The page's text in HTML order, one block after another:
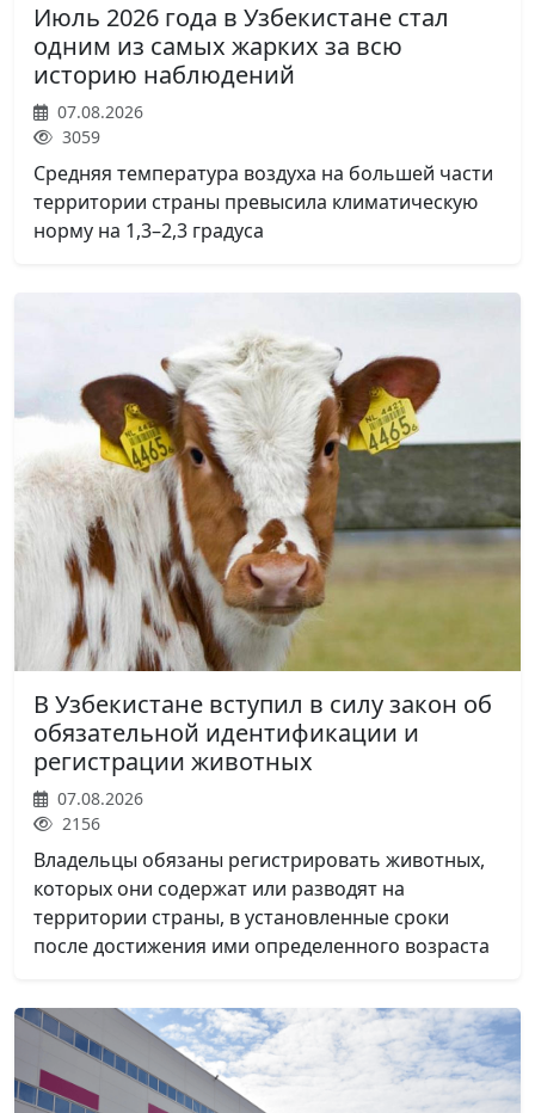
Июль 2026 года в Узбекистане стал
одним из самых жарких за всю
историю наблюдений
07.08.2026
3059
Средняя температура воздуха на большей части
территории страны превысила климатическую
норму на 1,3–2,3 градуса
В Узбекистане вступил в силу закон об
обязательной идентификации и
регистрации животных
07.08.2026
2156
Владельцы обязаны регистрировать животных,
которых они содержат или разводят на
территории страны, в установленные сроки
после достижения ими определенного возраста